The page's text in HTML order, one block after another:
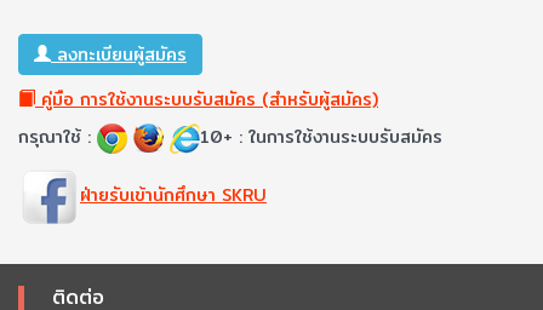
ลงทะเบียนผู้สมัคร
คู่มือ การใช้งานระบบรับสมัคร (สำหรับผู้สมัคร)
กรุณาใช้ :
10+ : ในการใช้งานระบบรับสมัคร
ฝ่ายรับเข้านักศึกษา SKRU
ติดต่อ